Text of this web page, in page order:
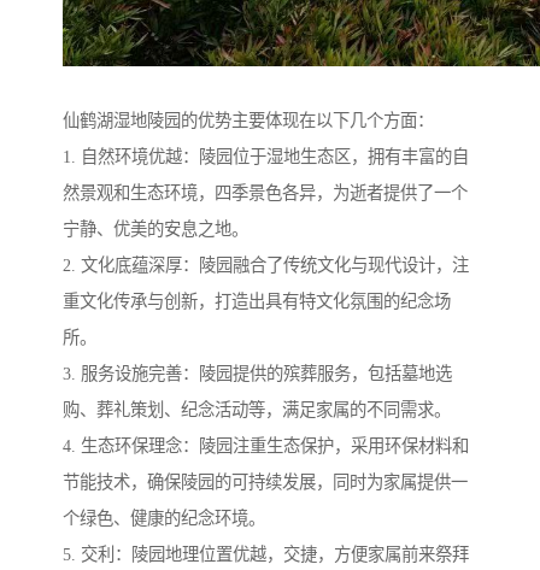
仙鹤湖湿地陵园的优势主要体现在以下几个方面：
1. 自然环境优越：陵园位于湿地生态区，拥有丰富的自
然景观和生态环境，四季景色各异，为逝者提供了一个
宁静、优美的安息之地。
2. 文化底蕴深厚：陵园融合了传统文化与现代设计，注
重文化传承与创新，打造出具有特文化氛围的纪念场
所。
3. 服务设施完善：陵园提供的殡葬服务，包括墓地选
购、葬礼策划、纪念活动等，满足家属的不同需求。
4. 生态环保理念：陵园注重生态保护，采用环保材料和
节能技术，确保陵园的可持续发展，同时为家属提供一
个绿色、健康的纪念环境。
5. 交利：陵园地理位置优越，交捷，方便家属前来祭拜